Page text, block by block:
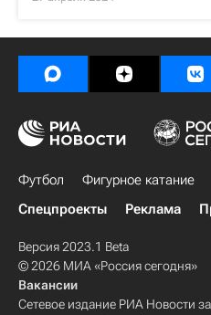
Футбол Фигурное катание
Спецпроекты
Реклама
Версия 2023.1 Beta
© 2026 МИА «Россия сегодня»
Вакансии
Сетевое издание РИА Новости